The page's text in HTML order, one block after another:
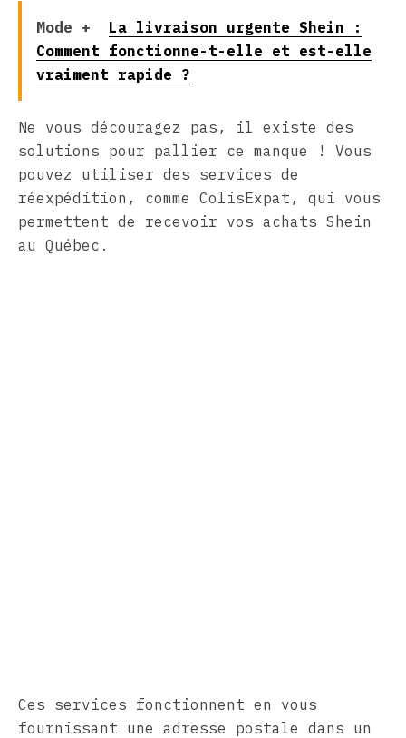
Mode +
La livraison urgente Shein :
Comment fonctionne-t-elle et est-elle
vraiment rapide ?
Ne vous découragez pas, il existe des
solutions pour pallier ce manque ! Vous
pouvez utiliser des services de
réexpédition, comme ColisExpat, qui vous
permettent de recevoir vos achats Shein
au Québec.
Ces services fonctionnent en vous
fournissant une adresse postale dans un